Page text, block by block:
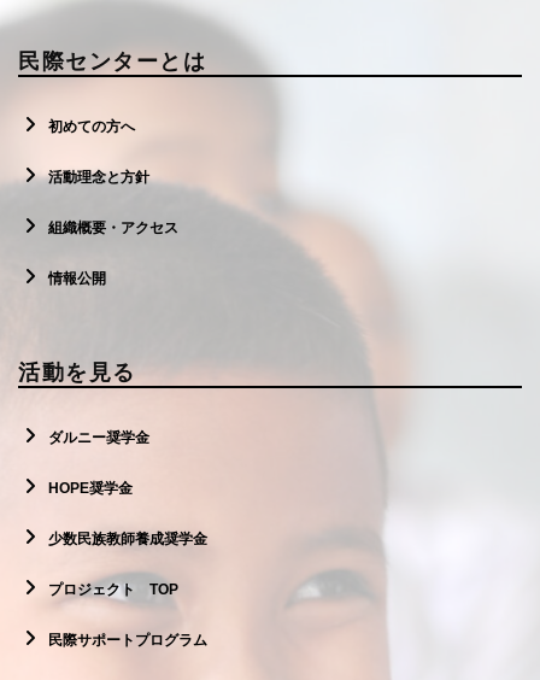
民際センターとは
初めての方へ
活動理念と方針
組織概要・アクセス
情報公開
活動を見る
ダルニー奨学金
HOPE奨学金
少数民族教師養成奨学金
プロジェクト TOP
民際サポートプログラム